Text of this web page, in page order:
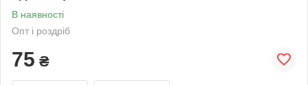
В наявності
Опт і роздріб
75 ₴